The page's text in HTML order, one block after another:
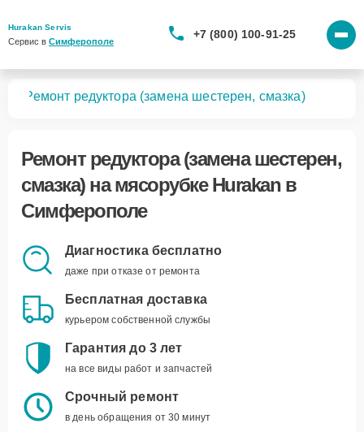
Hurakan Servis
Сервис в Симферополе
+7 (800) 100-91-25
Ремонт редуктора (замена шестерен, смазка)
Ремонт редуктора (замена шестерен,
смазка)на мясорубке Hurakan в
Симферополе
Диагностика бесплатно
даже при отказе от ремонта
Бесплатная доставка
курьером собственной службы
Гарантия до 3 лет
на все виды работ и запчастей
Срочный ремонт
в день обращения от 30 минут